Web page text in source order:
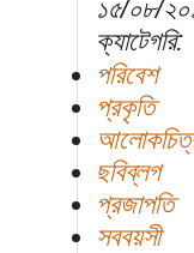
১৫/০৮/
ক্যাটেগরি:
পরিবেশ
প্রকৃতি
ছবিব্লগ
প্রজাপতি
সববয়সী